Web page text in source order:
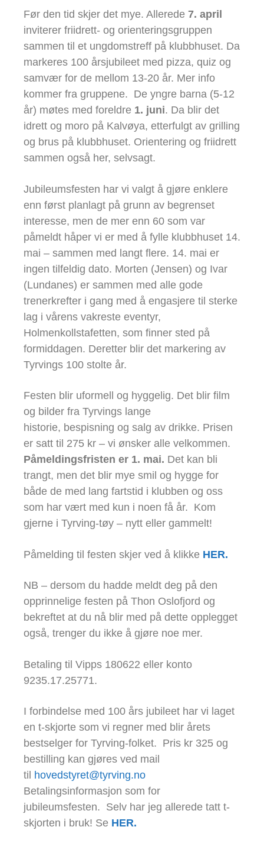
Før den tid skjer det mye. Allerede 7. april
inviterer friidrett- og orienteringsgruppen
sammen til et ungdomstreff på klubbhuset. Da
markeres 100 årsjubileet med pizza, quiz og
samvær for de mellom 13-20 år. Mer info
kommer fra gruppene. De yngre barna (5-12
år) møtes med foreldre 1. juni. Da blir det
idrett og moro på Kalvøya, etterfulgt av grilling
og brus på klubbhuset. Orientering og friidrett
sammen også her, selvsagt.
Jubileumsfesten har vi valgt å gjøre enklere
enn først planlagt på grunn av begrenset
interesse, men de mer enn 60 som var
påmeldt håper vi er med å fylle klubbhuset 14.
mai – sammen med langt flere. 14. mai er
ingen tilfeldig dato. Morten (Jensen) og Ivar
(Lundanes) er sammen med alle gode
trenerkrefter i gang med å engasjere til sterke
lag i vårens vakreste eventyr,
Holmenkollstafetten, som finner sted på
formiddagen. Deretter blir det markering av
Tyrvings 100 stolte år.
Festen blir uformell og hyggelig. Det blir film
og bilder fra Tyrvings lange
historie, bespisning og salg av drikke. Prisen
er satt til 275 kr – vi ønsker alle velkommen.
Påmeldingsfristen er 1. mai. Det kan bli
trangt, men det blir mye smil og hygge for
både de med lang fartstid i klubben og oss
som har vært med kun i noen få år. Kom
gjerne i Tyrving-tøy – nytt eller gammelt!
Påmelding til festen skjer ved å klikke HER.
NB – dersom du hadde meldt deg på den
opprinnelige festen på Thon Oslofjord og
bekreftet at du nå blir med på dette opplegget
også, trenger du ikke å gjøre noe mer.
Betaling til Vipps 180622 eller konto
9235.17.25771.
I forbindelse med 100 års jubileet har vi laget
en t-skjorte som vi regner med blir årets
bestselger for Tyrving-folket. Pris kr 325 og
bestilling kan gjøres ved mail
til hovedstyret@tyrving.no
Betalingsinformasjon som for
jubileumsfesten. Selv har jeg allerede tatt t-
skjorten i bruk! Se HER.